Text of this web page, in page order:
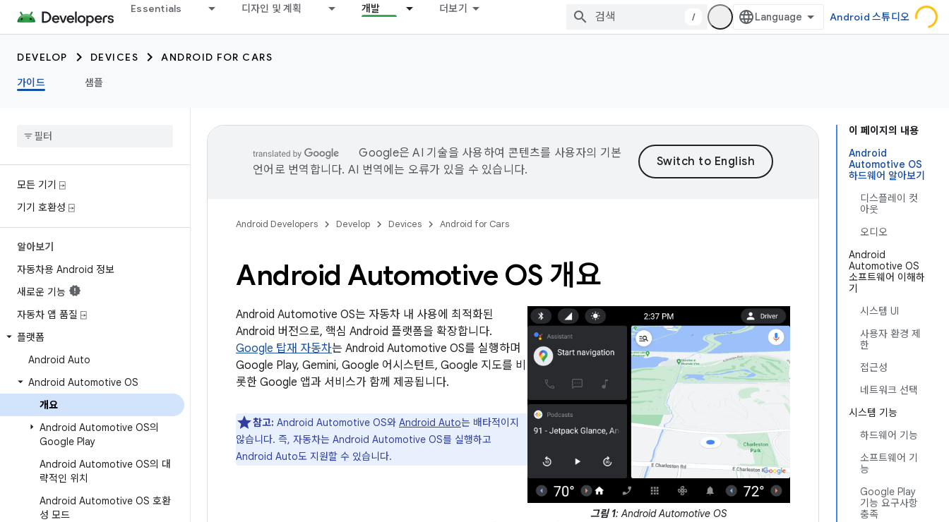
Essentials 디자인 및 계획 개발 더보기
/ Android 스튜디오
DEVELOP DEVICES
ANDROID FOR CARS
가이드
샘플
모든 기기 ⍈
기기 호환성 ⍈
알아보기
자동차용 Android 정보
새로운 기능
자동차 앱 품질 ⍈
플랫폼
Android Auto
Android Automotive OS
개요
Android Automotive OS의
Google Play
Android Automotive OS의 대
략적인 위치
Android Automotive OS 호환
성 모드
이 페이지의 내용
Android
Automotive OS
하드웨어 알아보기
디스플레이 컷
아웃
오디오
Android
Automotive OS
소프트웨어 이해하
기
시스템 UI
사용자 환경 제
한
접근성
네트워크 선택
시스템 기능
하드웨어 기능
소프트웨어 기
능
Google Play
기능 요구사항
충족
Google은 AI 기술을 사용하여 콘텐츠를 사용자의 기본
언어로 번역합니다. AI 번역에는 오류가 있을 수 있습니다.
Android Developers Develop Devices Android for Cars
Android Automotive OS 개요
그림 1: Android Automotive OS
Android Automotive OS는 자동차 내 사용에 최적화된
Android 버전으로, 핵심 Android 플랫폼을 확장합니다.
Google 탑재 자동차는 Android Automotive OS를 실행하며
Google Play, Gemini, Google 어시스턴트, Google 지도를 비
롯한 Google 앱과 서비스가 함께 제공됩니다.
참고: Android Automotive OS와 Android Auto는 배타적이지
않습니다. 즉, 자동차는 Android Automotive OS를 실행하고
Android Auto도 지원할 수 있습니다.